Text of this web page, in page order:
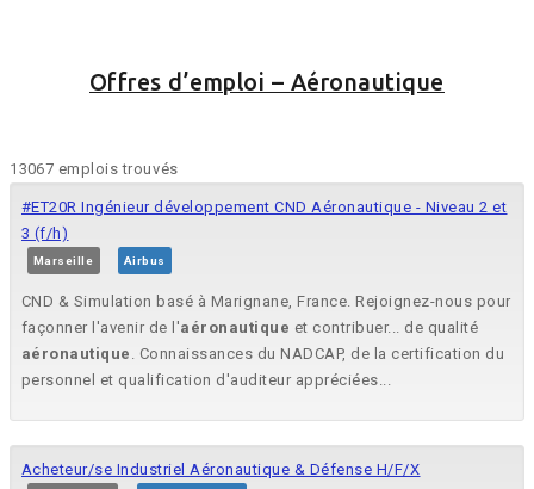
Offres d’emploi – Aéronautique
13067 emplois trouvés
#ET20R Ingénieur développement CND Aéronautique - Niveau 2 et
3 (f/h)
Marseille Airbus
CND & Simulation basé à Marignane, France. Rejoignez-nous pour
façonner l'avenir de l'aéronautique et contribuer... de qualité
aéronautique . Connaissances du NADCAP, de la certification du
personnel et qualification d'auditeur appréciées...
Acheteur/se Industriel Aéronautique & Défense H/F/X